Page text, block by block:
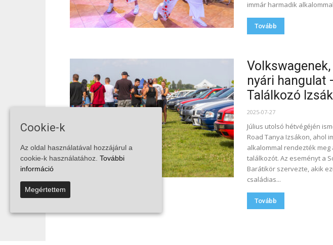
immár harmadik
Tovább
nyári hangulat
Találkozó
2025-07-27
Július utolsó hétvégéjén
Road Tanya Izsákon, ahol
alkalommal rendezték meg
találkozót. Az eseményt a
Barátikör szervezte, akik
családias...
Tovább
Cookie-k
Az oldal használatával hozzájárul a
cookie-k használatához. További
információ
Megértettem